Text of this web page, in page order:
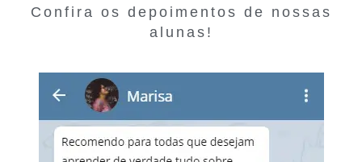
Confira os depoimentos de nossas
alunas!